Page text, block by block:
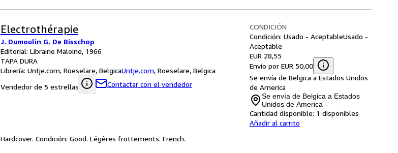
Electrothérapie
J. Dumoulin G. De Bisschop
Editorial: Librairie Maloine, 1966
TAPA DURA
Librería: Untje.com, Roeselare, BelgicaUntje.com, Roeselare, Belgica
Vendedor de 5 estrellas
Contactar con el vendedor
CONDICIÓN
Condición: Usado - AceptableUsado -
Aceptable
EUR 28,55
Envío por EUR 50,00
Se envía de Belgica a Estados Unidos
de America
Se envía de Belgica a Estados
Unidos de America
Cantidad disponible: 1 disponibles
Añadir al carrito
Hardcover. Condición: Good. Légères frottements. French.